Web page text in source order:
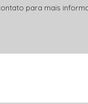
para mais